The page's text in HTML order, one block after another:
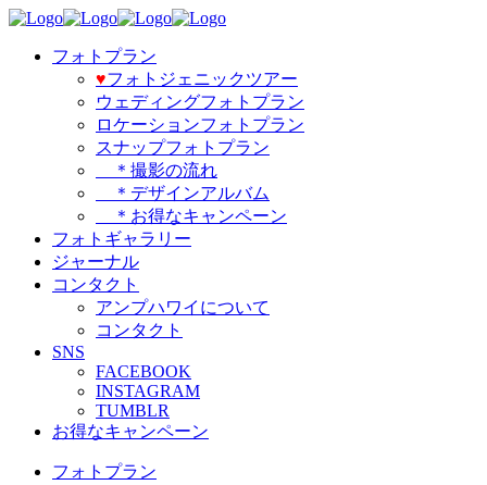
フォトプラン
♥️フォトジェニックツアー
ウェディングフォトプラン
ロケーションフォトプラン
スナップフォトプラン
＊撮影の流れ
＊デザインアルバム
＊お得なキャンペーン
フォトギャラリー
ジャーナル
コンタクト
アンプハワイについて
コンタクト
SNS
FACEBOOK
INSTAGRAM
TUMBLR
お得なキャンペーン
フォトプラン